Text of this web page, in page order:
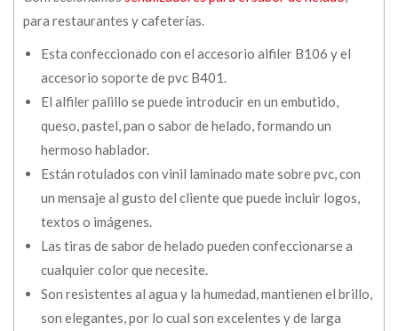
para restaurantes y cafeterías.
Esta confeccionado con el accesorio alfiler B106 y el
accesorio soporte de pvc B401.
El alfiler palillo se puede introducir en un embutido,
queso, pastel, pan o sabor de helado, formando un
hermoso hablador.
Están rotulados con vinil laminado mate sobre pvc, con
un mensaje al gusto del cliente que puede incluir logos,
textos o imágenes.
Las tiras de sabor de helado pueden confeccionarse a
cualquier color que necesite.
Son resistentes al agua y la humedad, mantienen el brillo,
son elegantes, por lo cual son excelentes y de larga